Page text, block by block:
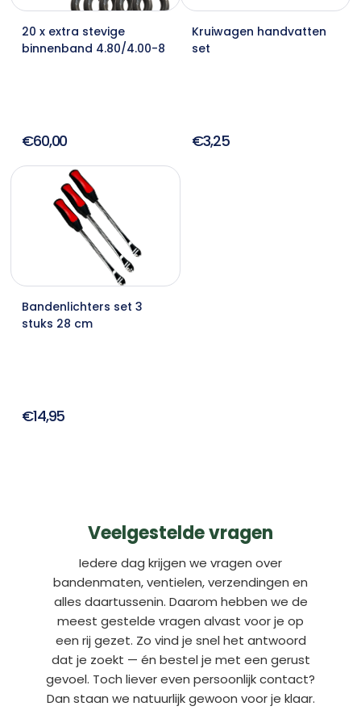
20 x extra stevige
binnenband 4.80/4.00-8
€60,00
Kruiwagen handvatten
set
€3,25
Bandenlichters set 3
stuks 28 cm
€14,95
Veelgestelde vragen
Iedere dag krijgen we vragen over
bandenmaten, ventielen, verzendingen en
alles daartussenin. Daarom hebben we de
meest gestelde vragen alvast voor je op
een rij gezet. Zo vind je snel het antwoord
dat je zoekt — én bestel je met een gerust
gevoel. Toch liever even persoonlijk contact?
Dan staan we natuurlijk gewoon voor je klaar.